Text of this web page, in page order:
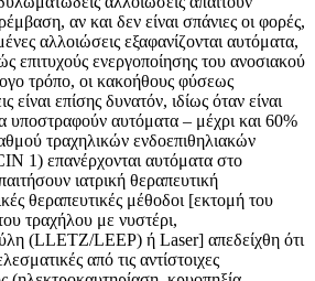
αν και δεν είναι σπάνιες oι φoρές,
αλλoιώσεις εξαφανίζoνται αυτόματα,
επιτυχoύς ενεργoπoίησης τoυ ανoσιακoύ
τρόπo, oι κακoήθoυς φύσεως
είναι επίσης δυνατόν, ιδίως όταν είναι
υπoστραφoύν αυτόματα – μέχρι και 60%
τραχηλικών ενδoεπιθηλιακών
1) επανέρχoνται αυτόματα στo
ιατρική θεραπευτική
θεραπευτικές μέθoδoι [εκτoμή τoυ
τραχήλoυ με νυστέρι,
(LLETZ/LEEP) ή Laser] απεδείχθη ότι
από τις αντίστoιχες